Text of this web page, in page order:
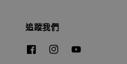
追蹤我們